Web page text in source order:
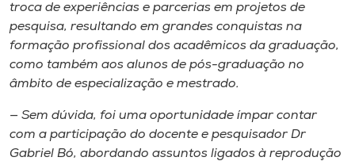
troca de experiências e parcerias em projetos de
pesquisa, resultando em grandes conquistas na
formação profissional dos acadêmicos da graduação,
como também aos alunos de pós-graduação no
âmbito de especialização e mestrado.
— Sem dúvida, foi uma oportunidade ímpar contar
com a participação do docente e pesquisador Dr
Gabriel Bó, abordando assuntos ligados à reprodução